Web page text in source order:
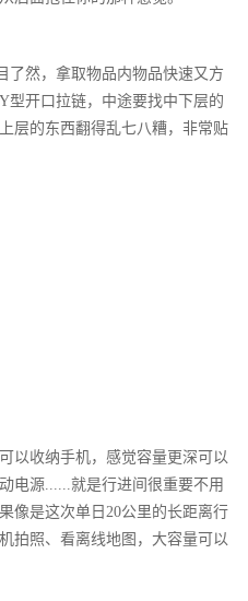
了然，拿取物品内物品快速又方
型开口拉链，中途要找中下层的
层的东西翻得乱七八糟，非常贴
以收纳手机，感觉容量更深可以
电源......就是行进间很重要不用
像是这次单日20公里的长距离行
拍照、看离线地图，大容量可以